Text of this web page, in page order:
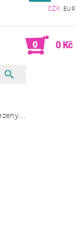
CZK EUR
0 0 Kč